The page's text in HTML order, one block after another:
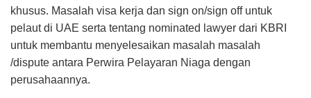
khusus. Masalah visa kerja dan sign on/sign off untuk
pelaut di UAE serta tentang nominated lawyer dari KBRI
untuk membantu menyelesaikan masalah masalah
/dispute antara Perwira Pelayaran Niaga dengan
perusahaannya.